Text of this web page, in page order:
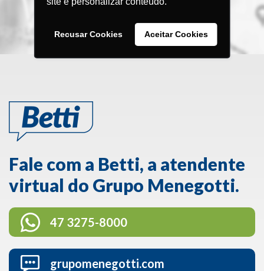
Recusar Cookies Aceitar Cookies
BRASIL
Fale com a Betti, a atendente
virtual do Grupo Menegotti.
47 3275-8000
grupomenegotti.com